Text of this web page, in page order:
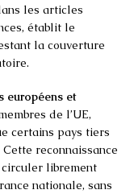
les articles
établit le
la couverture
européens et
de l’UE,
certains pays tiers
reconnaissance
librement
nationale, sans